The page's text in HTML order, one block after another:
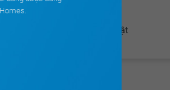
Đang cập nhật